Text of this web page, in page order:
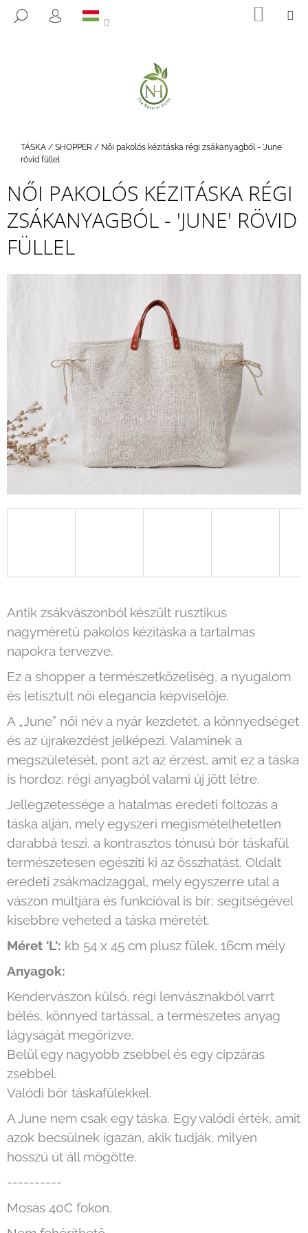
KERESÉS
BEJELENTKEZÉS
Kezdőlap
TÁSKA / SHOPPER / Női pakolós kézitáska régi zsákanyagból - 'June'
rövid füllel
NŐI PAKOLÓS KÉZITÁSKA RÉGI
ZSÁKANYAGBÓL - 'JUNE' RÖVID
FÜLLEL
Antik zsákvászonból készült rusztikus
nagyméretű pakolós kézitáska a tartalmas
napokra tervezve.
Ez a shopper a természetközeliség, a nyugalom
és letisztult női elegancia képviselője.
A „June” női név a nyár kezdetét, a könnyedséget
és az újrakezdést jelképezi. Valaminek a
megszületését, pont azt az érzést, amit ez a táska
is hordoz: régi anyagból valami új jött létre.
Jellegzetessége a hatalmas eredeti foltozás a
táska alján, mely egyszeri megismételhetetlen
darabbá teszi. a kontrasztos tónusú bőr táskafül
természetesen egészíti ki az összhatást. Oldalt
eredeti zsákmadzaggal, mely egyszerre utal a
vászon múltjára és funkcióval is bír: segítségével
kisebbre veheted a táska méretét.
Méret 'L': kb 54 x 45 cm plusz fülek, 16cm mély
Anyagok:
Kendervászon külső, régi lenvásznakból varrt
bélés, könnyed tartással, a természetes anyag
lágyságát megőrizve.
Belül egy nagyobb zsebbel és egy cipzáras
zsebbel.
Valódi bőr táskafülekkel.
A June nem csak egy táska. Egy valódi érték, amit
azok becsülnek igazán, akik tudják, milyen
hosszú út áll mögötte.
----------
Mosás 40C fokon.
E
R
E
S
?